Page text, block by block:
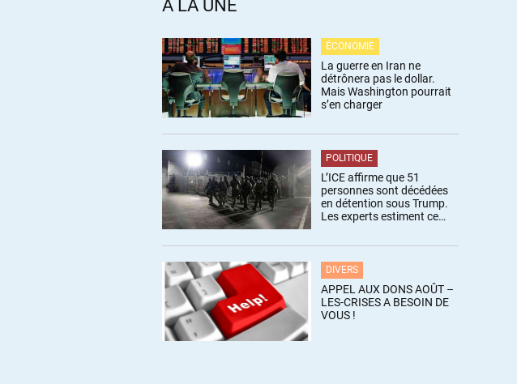
A LA UNE
ÉCONOMIE
La guerre en Iran ne
détrônera pas le dollar.
Mais Washington pourrait
s’en charger
POLITIQUE
L’ICE affirme que 51
personnes sont décédées
en détention sous Trump.
Les experts estiment ce
DIVERS
APPEL AUX DONS AOÛT –
LES-CRISES A BESOIN DE
VOUS !